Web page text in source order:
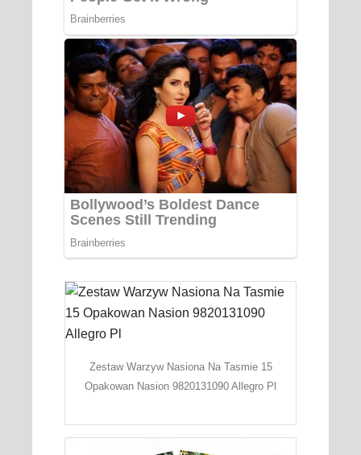
Zestaw Warzyw Nasiona Na Tasmie 15
Opakowan Nasion 9820131090 Allegro Pl